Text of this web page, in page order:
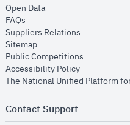
Open Dataopens in new window
FAQs
Suppliers Relations
Sitemapopens in new window
Public Competitions
Accessibility Policyopens in new
The National Unified Platform
Contact Support